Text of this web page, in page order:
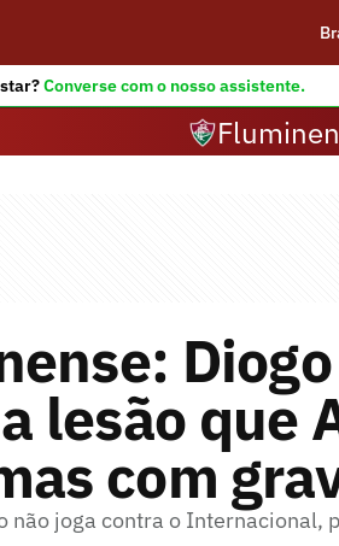
Converse com o nosso assistente.
lesão que
com
não joga contra o Internacional,